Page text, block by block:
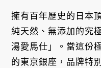
擁有百年歷史的日本
純天然、無添加的究
湯愛馬仕」。當這份
的東京銀座，品牌特